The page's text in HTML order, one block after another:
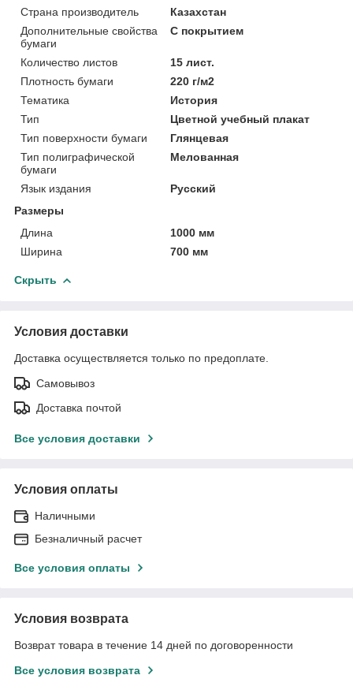
Страна производитель
Казахстан
Дополнительные свойства
бумаги
С покрытием
Количество листов
15 лист.
Плотность бумаги
220 г/м2
Тематика
История
Тип
Цветной учебный плакат
Тип поверхности бумаги
Глянцевая
Тип полиграфической
бумаги
Мелованная
Язык издания
Русский
Размеры
Длина
1000 мм
Ширина
700 мм
Скрыть
Условия доставки
Доставка осуществляется только по предоплате.
Самовывоз
Доставка почтой
Все условия доставки
Условия оплаты
Наличными
Безналичный расчет
Все условия оплаты
Условия возврата
Возврат товара в течение 14 дней по договоренности
Все условия возврата